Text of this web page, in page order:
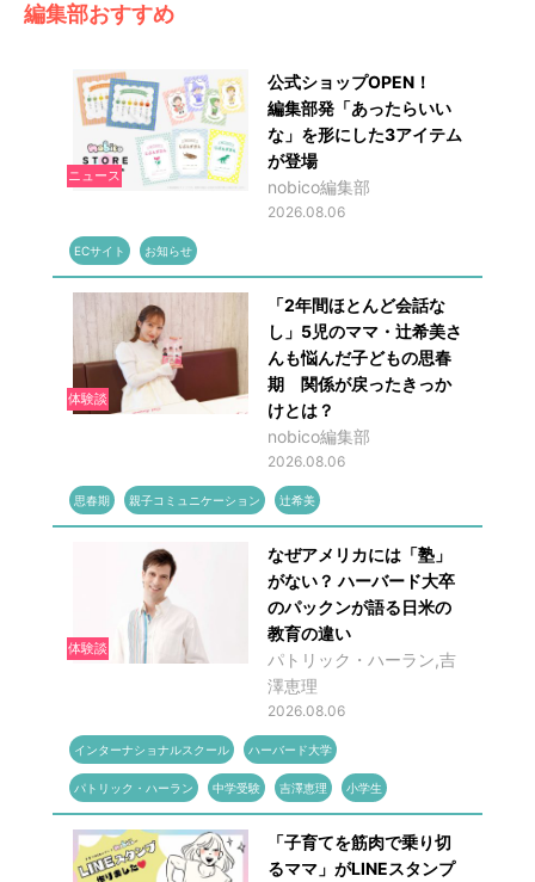
編集部おすすめ
ニュース
公式ショップOPEN！
編集部発「あったらいい
な」を形にした3アイテム
が登場
nobico編集部
2026.08.06
ECサイト お知らせ
体験談
「2年間ほとんど会話な
し」5児のママ・辻希美さ
んも悩んだ子どもの思春
期 関係が戻ったきっか
けとは？
nobico編集部
2026.08.06
思春期 親子コミュニケーション 辻希美
体験談
なぜアメリカには「塾」
がない？ ハーバード大卒
のパックンが語る日米の
教育の違い
パトリック・ハーラン,吉
澤恵理
2026.08.06
インターナショナルスクール ハーバード大学
パトリック・ハーラン 中学受験 吉澤恵理 小学生
「子育てを筋肉で乗り切
るママ」がLINEスタンプ